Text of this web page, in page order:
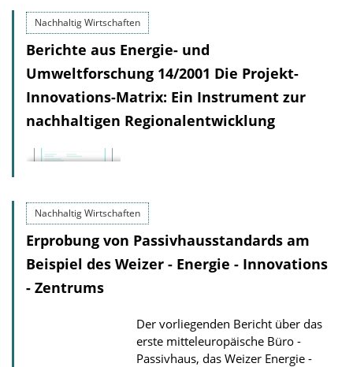
Nachhaltig Wirtschaften
Berichte aus Energie- und
Umweltforschung 14/2001 Die Projekt-
Innovations-Matrix: Ein Instrument zur
nachhaltigen Regionalentwicklung
Nachhaltig Wirtschaften
Erprobung von Passivhausstandards am
Beispiel des Weizer - Energie - Innovations
- Zentrums
Der vorliegenden Bericht über das
erste mitteleuropäische Büro -
Passivhaus, das Weizer Energie -